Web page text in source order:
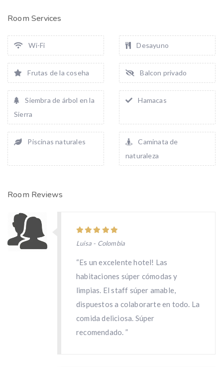
Room Services
Wi-Fi Desayuno
Frutas de la coseha Balcon privado
Siembra de árbol en la
Sierra
Hamacas
Piscinas naturales
Caminata de
naturaleza
Room Reviews
Luisa - Colombia
“Es un excelente hotel! Las
habitaciones súper cómodas y
limpias. El staff súper amable,
dispuestos a colaborarte en todo. La
comida deliciosa. Súper
recomendado. ”